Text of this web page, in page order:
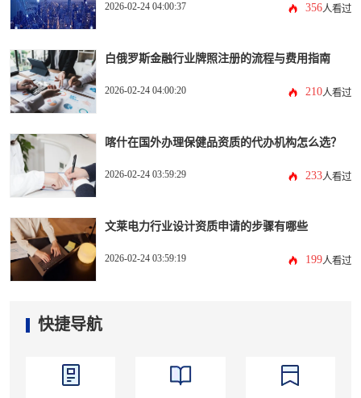
2026-02-24 04:00:37 356人看过
白俄罗斯金融行业牌照注册的流程与费用指南
2026-02-24 04:00:20 210人看过
喀什在国外办理保健品资质的代办机构怎么选？
2026-02-24 03:59:29 233人看过
文莱电力行业设计资质申请的步骤有哪些
2026-02-24 03:59:19 199人看过
快捷导航